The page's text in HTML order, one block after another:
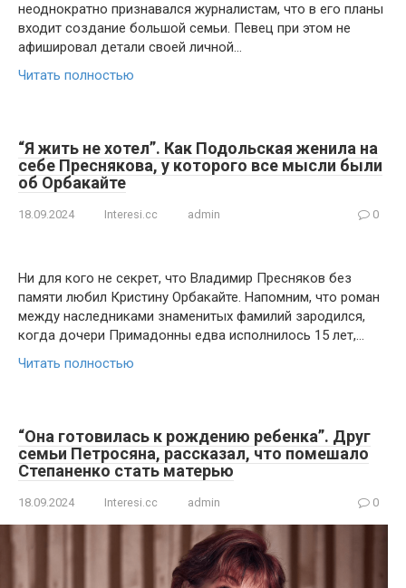
неоднократно признавался журналистам, что в его планы
входит создание большой семьи. Певец при этом не
афишировал детали своей личной…
Читать полностью
“Я жить не хотел”. Как Подольская женила на
себе Преснякова, у которого все мысли были
об Орбакайте
18.09.2024 Interesi.cc admin 0
Ни для кого не секрет, что Владимир Пресняков без
памяти любил Кристину Орбакайте. Напомним, что роман
между наследниками знаменитых фамилий зародился,
когда дочери Примадонны едва исполнилось 15 лет,…
Читать полностью
“Она готовилась к рождению ребенка”. Друг
семьи Петросяна, рассказал, что помешало
Степаненко стать матерью
18.09.2024 Interesi.cc admin 0